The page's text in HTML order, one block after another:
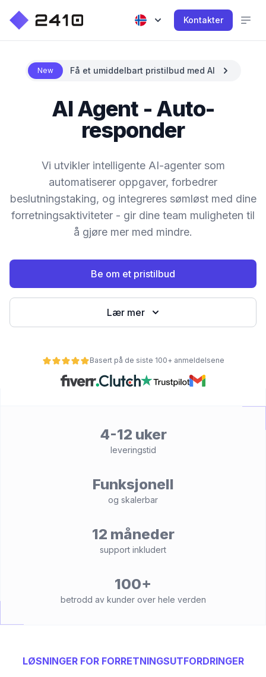
Kontakter
New Få et umiddelbart pristilbud med AI
AI Agent - Auto-
responder
Vi utvikler intelligente AI-agenter som
automatiserer oppgaver, forbedrer
beslutningstaking, og integreres sømløst med dine
forretningsaktiviteter - gir dine team muligheten til
å gjøre mer med mindre.
Be om et pristilbud
Lær mer
Basert på de siste 100+ anmeldelsene
4-12 uker
leveringstid
Funksjonell
og skalerbar
12 måneder
support inkludert
100+
betrodd av kunder over hele verden
LØSNINGER FOR FORRETNINGSUTFORDRINGER